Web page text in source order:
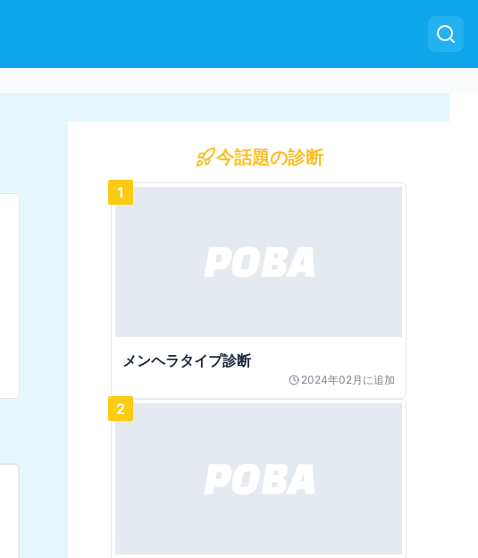
今話題の診断
1
メンヘラタイプ診断
2024年02月 に追加
2